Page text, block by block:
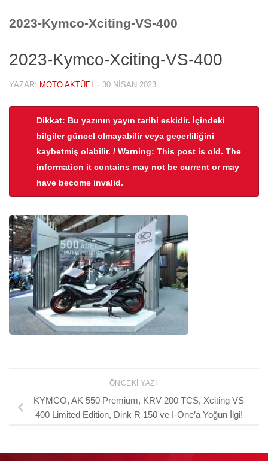
2023-Kymco-Xciting-VS-400
2023-Kymco-Xciting-VS-400
YAZAR: MOTO AKTÜEL · 30 NISAN 2023
Dikkat: Bu yazının yayın tarihi eskidir. İçindeki
bilgiler güncel olmayabilir veya geçerliliğini
kaybetmiş olabilir. / Warning: This post is old. The
information it contains may not be current or may
have become invalid.
ÖNCEKI YAZI
KYMCO, AK 550 Premium, KRV 200 TCS, Xciting VS
400 Limited Edition, Dink R 150 ve I-One’a Yoğun İlgi!